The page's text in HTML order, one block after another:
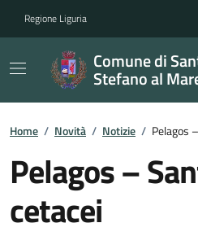
Regione Liguria
Comune di
Stefano al
Home / Novità / Notizie / Pelagos
Pelagos –
cetacei